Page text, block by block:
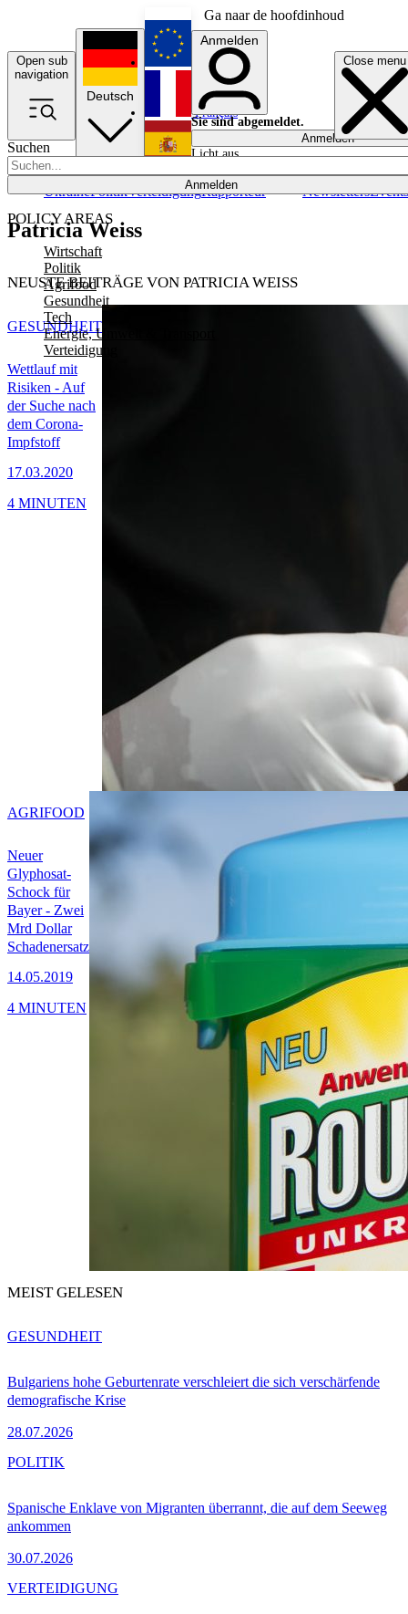
Ga naar de hoofdinhoud
Open sub
navigation
Close menu
Suchen
Anmelden
POLICY AREAS
Wirtschaft
Politik
Agrifood
Gesundheit
Tech
Energie, Umwelt & Transport
Verteidigung
UkrainePolitikVerteidigungRapporteur NewslettersEvents
Deutsch
English
Français
Anmelden
Sie sind abgemeldet.
Anmelden
Licht aus
Patricia Weiss
NEUSTE BEITRÄGE VON PATRICIA WEISS
Wettlauf mit
Risiken - Auf
der Suche nach
dem Corona-
Impfstoff
17.03.2020
GESUNDHEIT
4 MINUTEN
Neuer
Glyphosat-
Schock für
Bayer - Zwei
Mrd Dollar
Schadenersatz
14.05.2019
AGRIFOOD
4 MINUTEN
MEIST GELESEN
Bulgariens hohe Geburtenrate verschleiert die sich verschärfende
demografische Krise
28.07.2026
GESUNDHEIT
Spanische Enklave von Migranten überrannt, die auf dem Seeweg
ankommen
30.07.2026
POLITIK
VERTEIDIGUNG